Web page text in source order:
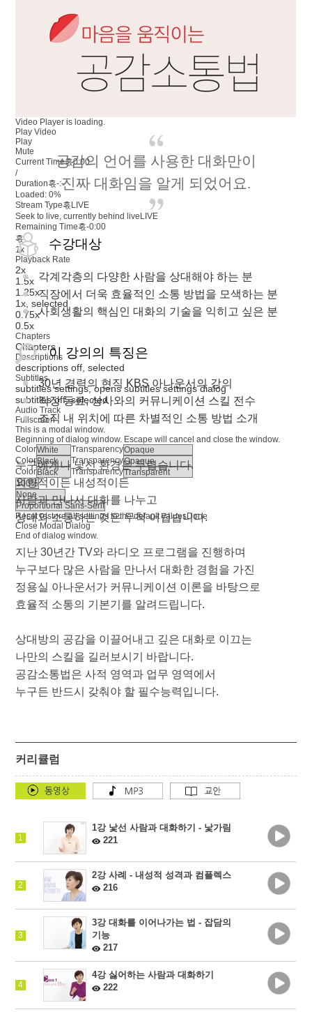
Video Player is loading.
Play Video
Play
Mute
Current Time혻0:00
/
Duration혻-:-
Loaded:0%
Stream Type혻LIVE
Seek to live, currently behind liveLIVE
Remaining Time혻-0:00
혻
1x
Playback Rate
2x
1.5x
1.25x
1x , selected
0.75x
0.5x
Chapters
Chapters
Descriptions
descriptions off , selected
Subtitles
subtitles settings, opens subtitles settings dialog
subtitles off, selected
Audio Track
Fullscreen
This is a modal window.
Beginning of dialog window. Escape will cancel and close the window.
Color
Transparency
Color
Transparency
Color
Transparency
Resetrestore all settings to the default valuesDone
Close Modal Dialog
End of dialog window.
공감의 언어를 사용한 대화만이
진짜 대화임을 알게 되었어요.
수강대상
각계각층의 다양한 사람을 상대해야 하는 분
직장에서 더욱 효율적인 소통 방법을 모색하는 분
사회생활의 핵심인 대화의 기술을 익히고 싶은 분
이 강의의 특징은
30년 경력의 현직 KBS 아나운서의 강의
직장 동료, 상사와의 커뮤니케이션 스킬 전수
조직 내 위치에 따른 차별적인 소통 방법 소개
누구에게나 낯선 환경은 두렵습니다.
외향적이든 내성적이든
사람과 만나서 대화를 나누고
상대와 소통하는 것은 무척 어렵습니다.
지난 30년간 TV와 라디오 프로그램을 진행하며
누구보다 많은 사람을 만나서 대화한 경험을 가진
정용실 아나운서가 커뮤니케이션 이론을 바탕으로
효율적 소통의 기본기를 알려드립니다.
상대방의 공감을 이끌어내고 깊은 대화로 이끄는
나만의 스킬을 길러보시기 바랍니다.
공감소통법은 사적 영역과 업무 영역에서
누구든 반드시 갖춰야 할 필수능력입니다.
커리큘럼
1
1강 낯선 사람과 대화하기 - 낯가림
221
2
2강 사례 - 내성적 성격과 컴플렉스
216
3
3강 대화를 이어나가는 법 - 잡담의
기능
217
4
4강 싫어하는 사람과 대화하기
222